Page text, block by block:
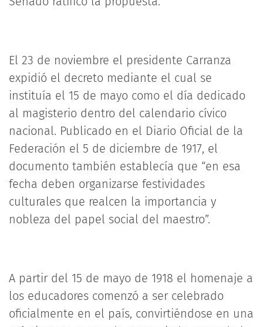
El 23 de noviembre el presidente Carranza
expidió el decreto mediante el cual se
instituía el 15 de mayo como el día dedicado
al magisterio dentro del calendario cívico
nacional. Publicado en el Diario Oficial de la
Federación el 5 de diciembre de 1917, el
documento también establecía que “en esa
fecha deben organizarse festividades
culturales que realcen la importancia y
nobleza del papel social del maestro”.
A partir del 15 de mayo de 1918 el homenaje a
los educadores comenzó a ser celebrado
oficialmente en el país, convirtiéndose en una